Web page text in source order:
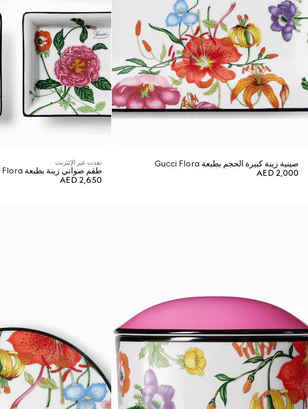
صينية زينة كبيرة الحجم بطبعة Gucci Flora
AED 2,000
نفدت عبر الإنترنت
طقم صواني زينة بطبعة Gucci Flora
AED 2,650